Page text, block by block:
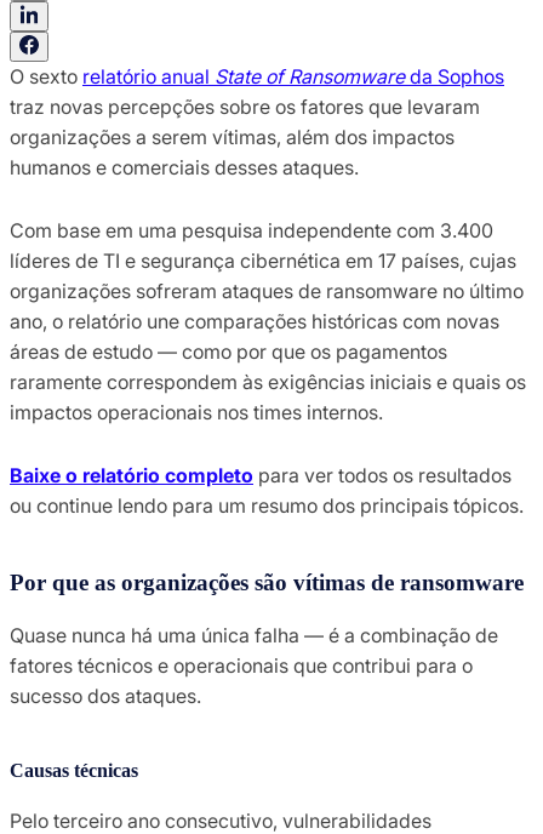
O sexto relatório anual State of Ransomwareda Sophos
traz novas percepções sobre os fatores que levaram
organizações a serem vítimas, além dos impactos
humanos e comerciais desses ataques.
Com base em uma pesquisa independente com 3.400
líderes de TI e segurança cibernética em 17 países, cujas
organizações sofreram ataques de ransomware no último
ano, o relatório une comparações históricas com novas
áreas de estudo — como por que os pagamentos
raramente correspondem às exigências iniciais e quais os
impactos operacionais nos times internos.
Baixe o relatório completo para ver todos os resultados
ou continue lendo para um resumo dos principais tópicos.
Por que as organizações são vítimas de ransomware
Quase nunca há uma única falha — é a combinação de
fatores técnicos e operacionais que contribui para o
sucesso dos ataques.
Causas técnicas
Pelo terceiro ano consecutivo, vulnerabilidades